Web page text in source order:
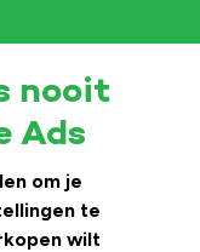
nooit
Ads
om je
te
wilt